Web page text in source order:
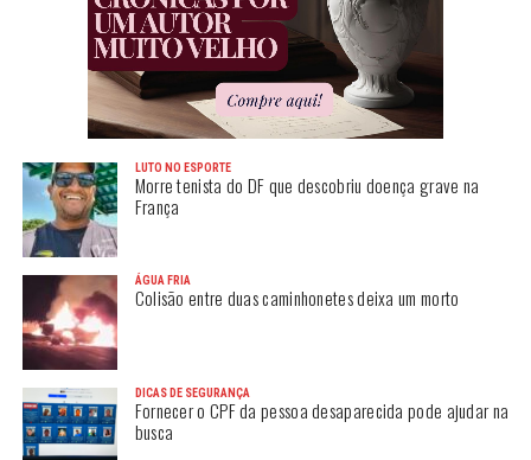
LUTO NO ESPORTE
Morre tenista do DF que descobriu doença grave na
França
ÁGUA FRIA
Colisão entre duas caminhonetes deixa um morto
DICAS DE SEGURANÇA
Fornecer o CPF da pessoa desaparecida pode ajudar na
busca